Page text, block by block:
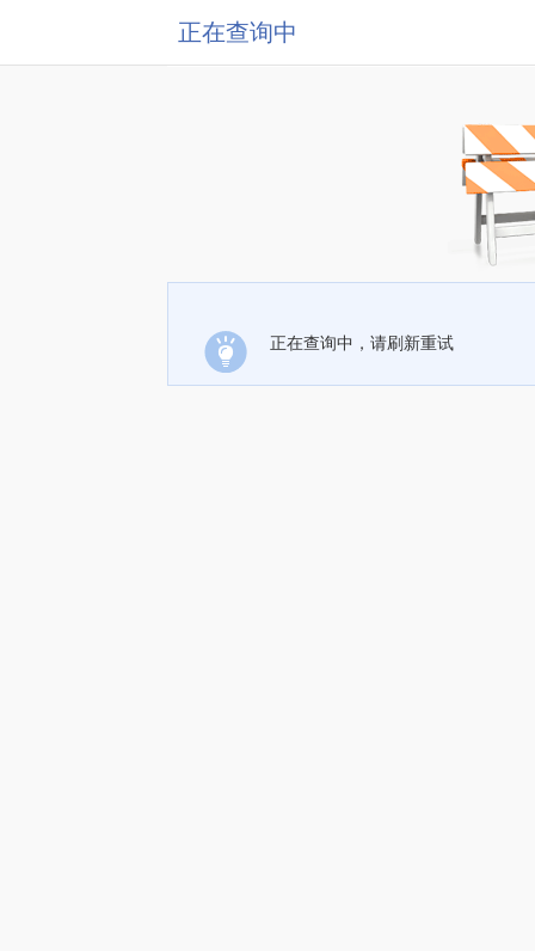
正在查询中
正在查询中，请刷新重试